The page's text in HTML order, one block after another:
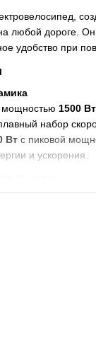
любой дороге. Он
удобство при
мощностью 1500 Вт
набор
Вт с пиковой
и ускорения.